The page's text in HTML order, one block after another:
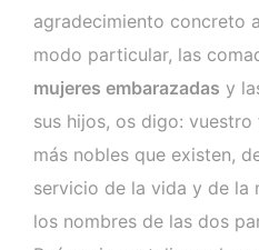
agradecimiento concreto
modo particular, las
mujeres embarazadas y
sus hijos, os digo:
más nobles que existen,
servicio de la vida y de la
los nombres de las dos